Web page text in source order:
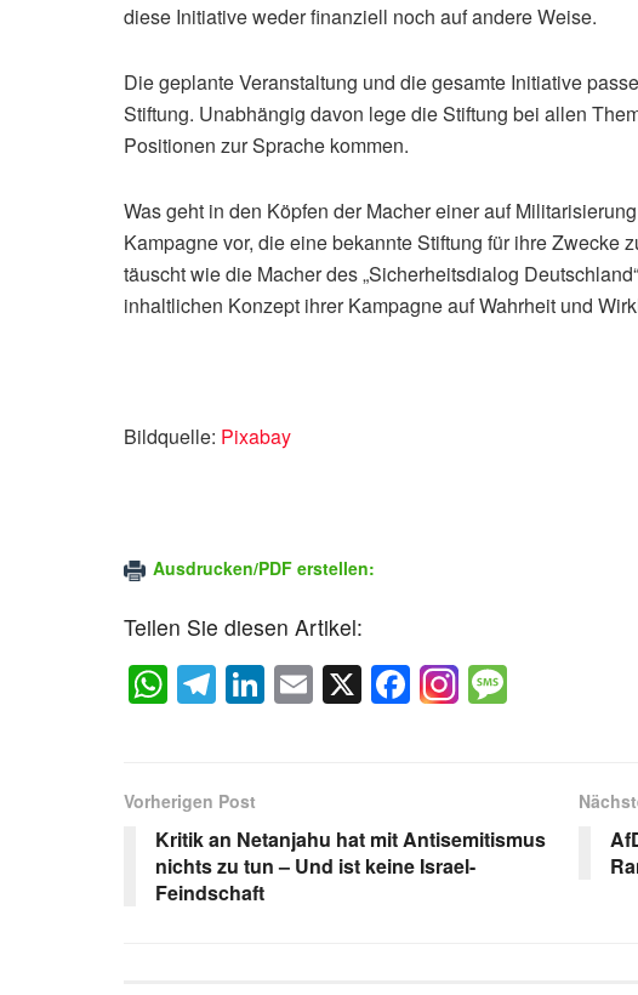
diese Initiative weder finanziell noch auf andere Weise.
Die geplante Veranstaltung und die gesamte Initiative
Stiftung. Unabhängig davon lege die Stiftung bei allen
Positionen zur Sprache kommen.
Was geht in den Köpfen der Macher einer auf
Kampagne vor, die eine bekannte Stiftung für ihre Zwecke
täuscht wie die Macher des „Sicherheitsdialog
inhaltlichen Konzept ihrer Kampagne auf Wahrheit und
Bildquelle: Pixabay
Ausdrucken/PDF erstellen:
Teilen Sie diesen Artikel:
W
h
s
A
p
p
T
el
gr
a
m
Li
n
dI
n
E
m
X F
a
b
o
g
Vorherigen Post
Kritik an Netanjahu hat mit Antisemitismus
nichts zu tun – Und ist keine Israel-
Feindschaft